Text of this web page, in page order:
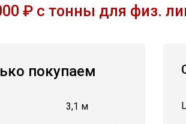
₽ с тонны для физ.
покупаем
3,1 м